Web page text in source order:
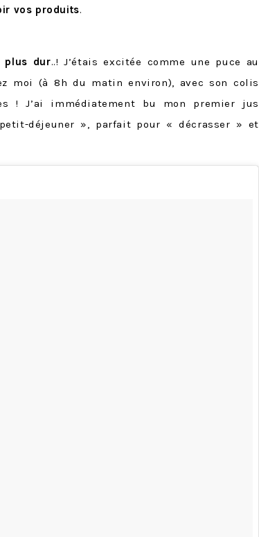
vos produits.
plus dur..! J’étais excitée comme une puce au
moi (à 8h du matin environ), avec son colis
! J’ai immédiatement bu mon premier jus
déjeuner », parfait pour « décrasser » et